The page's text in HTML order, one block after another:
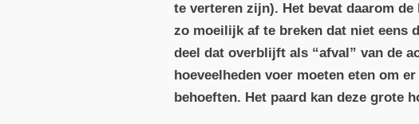
te verteren zijn). Het bevat daarom
zo moeilijk af te breken dat niet eens
deel dat overblijft als “afval” van de
hoeveelheden voer moeten eten om
behoeften. Het paard kan deze grote